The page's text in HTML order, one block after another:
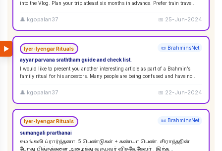
▶
into the Vlog. Plan your trip atleast six months in advance. Prefer train trave...
👤 kgopalan37 📅 25-Jun-2024
Iyer-Iyengar Rituals 📜 BrahminsNet
ayyar parvana sraththam guide and check list.
I would like to present you another interesting article as part of a Brahmin’s
family ritual for his ancestors. Many people are being confused and have no
👤 kgopalan37 📅 22-Jun-2024
Iyer-Iyengar Rituals 📜 BrahminsNet
sumangali prarthanai
சுமங்கலி ப்ரார்த்தனா. 5 பெண்டுகள் + கண்யா பெண். சிராத்ததின்
போது பித்ருக்களை அழைத்து வருபவர் விசுவேதேவர் . இந்த